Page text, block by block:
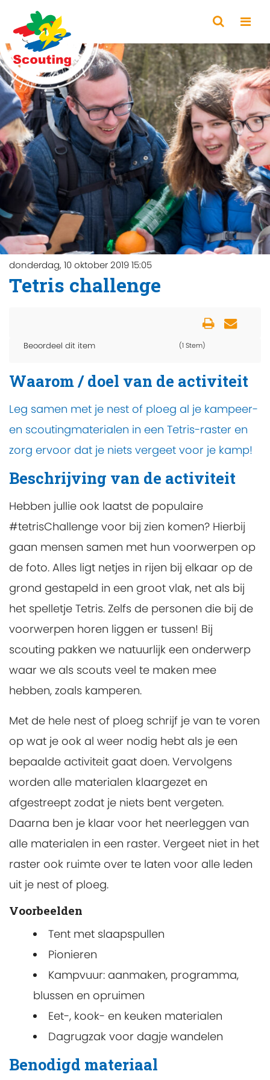
donderdag, 10 oktober 2019 15:05
Tetris challenge
Beoordeel dit item (1 Stem)
Waarom / doel van de activiteit
Leg samen met je nest of ploeg al je kampeer-
en scoutingmaterialen in een Tetris-raster en
zorg ervoor dat je niets vergeet voor je kamp!
Beschrijving van de activiteit
Hebben jullie ook laatst de populaire
#tetrisChallenge voor bij zien komen? Hierbij
gaan mensen samen met hun voorwerpen op
de foto. Alles ligt netjes in rijen bij elkaar op de
grond gestapeld in een groot vlak, net als bij
het spelletje Tetris. Zelfs de personen die bij de
voorwerpen horen liggen er tussen! Bij
scouting pakken we natuurlijk een onderwerp
waar we als scouts veel te maken mee
hebben, zoals kamperen.
Met de hele nest of ploeg schrijf je van te voren
op wat je ook al weer nodig hebt als je een
bepaalde activiteit gaat doen. Vervolgens
worden alle materialen klaargezet en
afgestreept zodat je niets bent vergeten.
Daarna ben je klaar voor het neerleggen van
alle materialen in een raster. Vergeet niet in het
raster ook ruimte over te laten voor alle leden
uit je nest of ploeg.
Voorbeelden
Tent met slaapspullen
Pionieren
Kampvuur: aanmaken, programma,
blussen en opruimen
Eet-, kook- en keuken materialen
Dagrugzak voor dagje wandelen
Benodigd materiaal